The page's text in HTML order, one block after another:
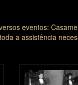
eventos:
a assistência